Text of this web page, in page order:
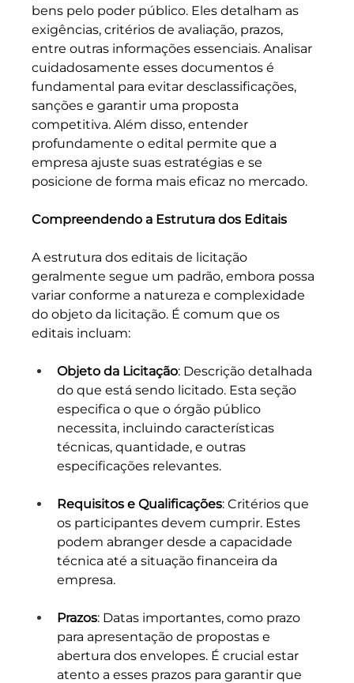
bens pelo poder público. Eles detalham as
exigências, critérios de avaliação, prazos,
entre outras informações essenciais. Analisar
cuidadosamente esses documentos é
fundamental para evitar desclassificações,
sanções e garantir uma proposta
competitiva. Além disso, entender
profundamente o edital permite que a
empresa ajuste suas estratégias e se
posicione de forma mais eficaz no mercado.
Compreendendo a Estrutura dos Editais
A estrutura dos editais de licitação
geralmente segue um padrão, embora possa
variar conforme a natureza e complexidade
do objeto da licitação. É comum que os
editais incluam:
Objeto da Licitação: Descrição detalhada
do que está sendo licitado. Esta seção
especifica o que o órgão público
necessita, incluindo características
técnicas, quantidade, e outras
especificações relevantes.
Requisitos e Qualificações: Critérios que
os participantes devem cumprir. Estes
podem abranger desde a capacidade
técnica até a situação financeira da
empresa.
Prazos: Datas importantes, como prazo
para apresentação de propostas e
abertura dos envelopes. É crucial estar
atento a esses prazos para garantir que